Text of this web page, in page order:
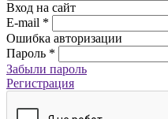
Вход на сайт
E-mail *
Ошибка авторизации
Пароль *
Забыли пароль
Регистрация